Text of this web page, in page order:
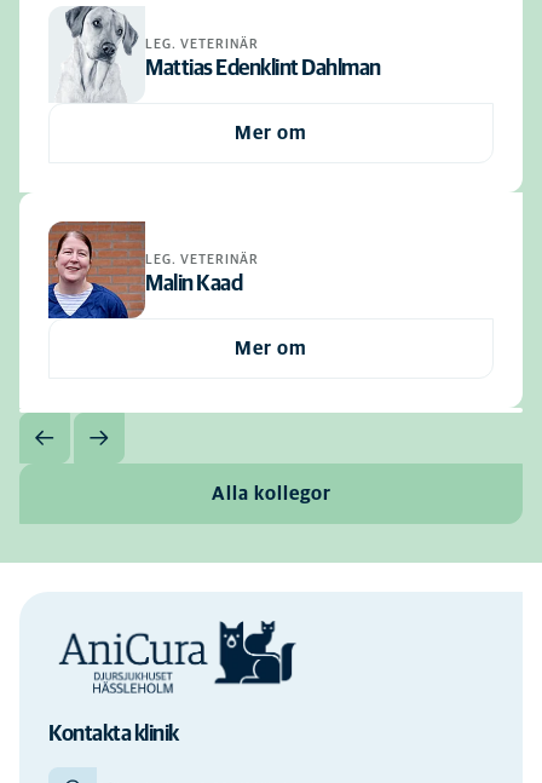
LEG. VETERINÄR
Mattias Edenklint Dahlman
Mer om
LEG. VETERINÄR
Malin Kaad
Mer om
Alla kollegor
Kontakta klinik